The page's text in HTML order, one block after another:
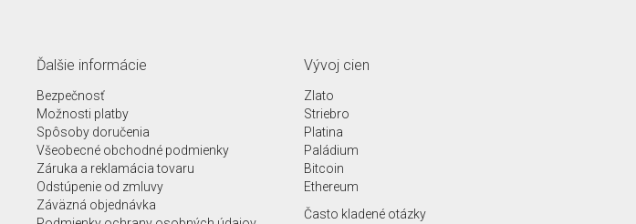
Ďalšie informácie
Bezpečnosť
Možnosti platby
Spôsoby doručenia
Všeobecné obchodné podmienky
Záruka a reklamácia tovaru
Odstúpenie od zmluvy
Záväzná objednávka
Vývoj cien
Zlato
Striebro
Platina
Paládium
Bitcoin
Ethereum
Často kladené otázky